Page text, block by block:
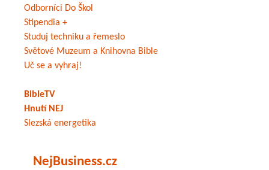
Odborníci Do Škol
Stipendia +
Studuj techniku a řemeslo
Světové Muzeum a Knihovna Bible
Uč se a vyhraj!
BibleTV
Hnutí NEJ
Slezská energetika
NejBusiness.cz